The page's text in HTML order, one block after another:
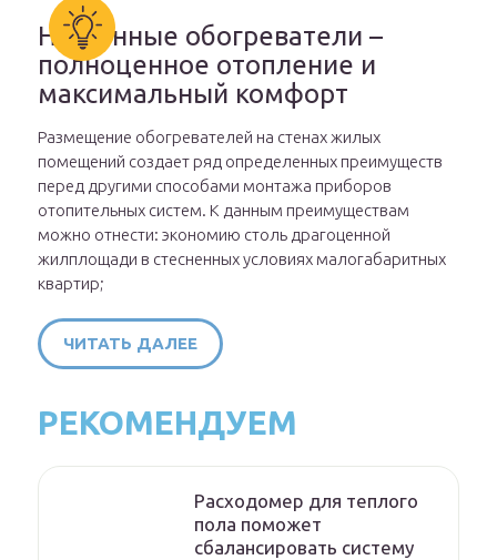
Настенные обогреватели –
полноценное отопление и
максимальный комфорт
Размещение обогревателей на стенах жилых
помещений создает ряд определенных преимуществ
перед другими способами монтажа приборов
отопительных систем. К данным преимуществам
можно отнести: экономию столь драгоценной
жилплощади в стесненных условиях малогабаритных
квартир;
ЧИТАТЬ ДАЛЕЕ
РЕКОМЕНДУЕМ
Расходомер для теплого
пола поможет
сбалансировать систему